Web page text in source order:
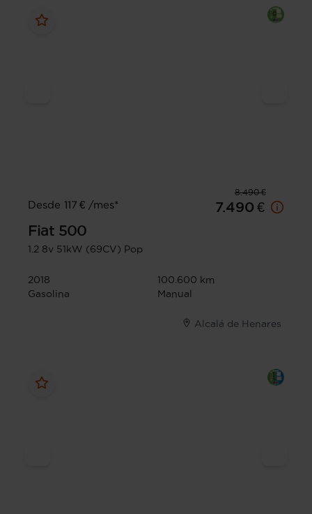
8.490 €
Desde 117 € /mes*
7.490 €
Fiat 500
1.2 8v 51kW (69CV) Pop
2018
100.600 km
Gasolina
Manual
Alcalá de Henares